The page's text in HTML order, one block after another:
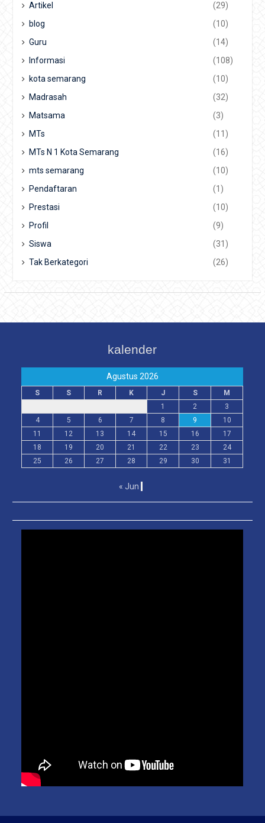
Artikel
(29)
blog
(10)
Guru
(14)
Informasi
(108)
kota semarang
(10)
Madrasah
(32)
Matsama
(3)
MTs
(11)
MTs N 1 Kota Semarang
(16)
mts semarang
(10)
Pendaftaran
(1)
Prestasi
(10)
Profil
(9)
Siswa
(31)
Tak Berkategori
(26)
kalender
Agustus 2026
S S R K J S
M
1
2
3
4
5 6 7 8 9
10
11
12 13 14 15 16
17
18
19 20 21 22 23
24
25
26 27 28 29 30 31
« Jun